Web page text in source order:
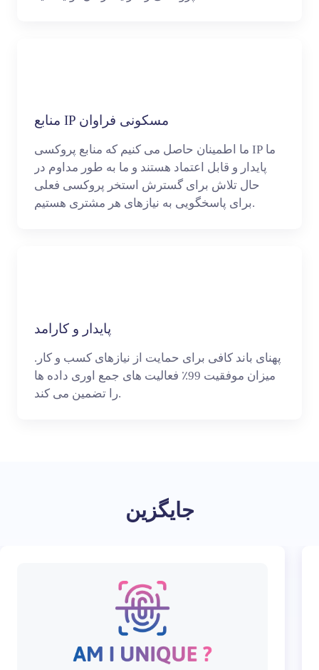
منابع IP مسکونی فراوان
ما اطمینان حاصل می کنیم که منابع پروکسی IP ما
پایدار و قابل اعتماد هستند و ما به طور مداوم در
حال تلاش برای گسترش استخر پروکسی فعلی
برای پاسخگویی به نیازهای هر مشتری هستیم.
پایدار و کارامد
پهنای باند کافی برای حمایت از نیازهای کسب و کار.
میزان موفقیت 99٪ فعالیت های جمع اوری داده ها
را تضمین می کند.
جایگزین